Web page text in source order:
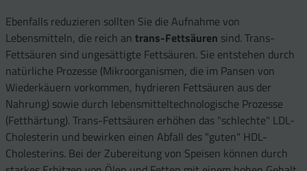
Ebenfalls reduzieren sollten Sie die Aufnahme von
Lebensmitteln, die reich an trans-Fettsäuren sind. Trans-
Fettsäuren sind ungesättigte Fettsäuren. Sie entstehen durch
natürliche Prozesse (Mikroorganismen, die im Pansen von
Wiederkäuern vorkommen, hydrieren Fettsäuren aus der
Nahrung) sowie durch lebensmitteltechnologische Prozesse
(Fetthärtung). Trans-Fettsäuren erhöhen das "schlechte" LDL-
Cholesterin und bewirken einen Abfall des "guten" HDL-
Cholesterins. Bei der Zubereitung von Speisen können durch